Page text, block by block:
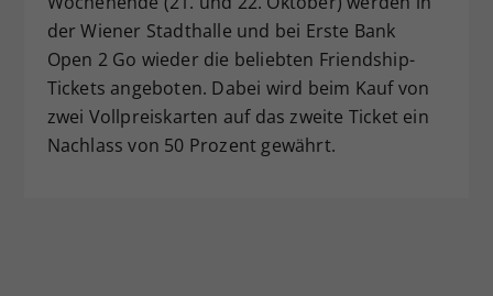
der Wiener Stadthalle und bei Erste Bank
Open 2 Go wieder die beliebten Friendship-
Tickets angeboten. Dabei wird beim Kauf von
zwei Vollpreiskarten auf das zweite Ticket ein
Nachlass von 50 Prozent gewährt.